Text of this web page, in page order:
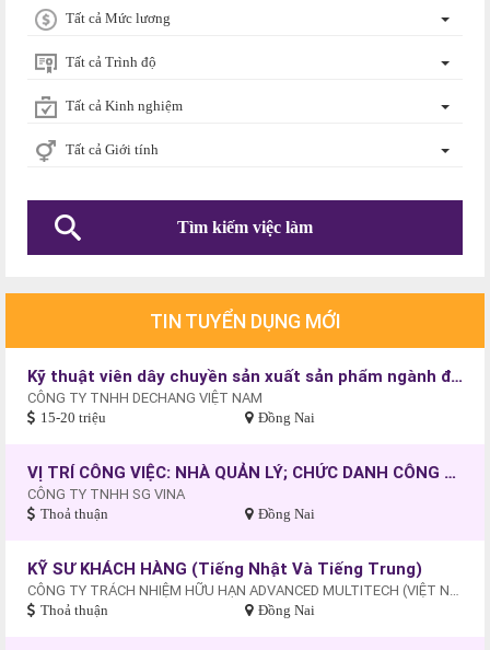
Tất cả Mức lương
Tất cả Trình độ
Tất cả Kinh nghiệm
Tất cả Giới tính
TIN TUYỂN DỤNG MỚI
Kỹ thuật viên dây chuyền sản xuất sản phẩm ngành điện
CÔNG TY TNHH DECHANG VIỆT NAM
15-20 triệu Đồng Nai
VỊ TRÍ CÔNG VIỆC: NHÀ QUẢN LÝ; CHỨC DANH CÔNG VIỆC: PHÓ GIÁM ĐỐC
CÔNG TY TNHH SG VINA
Thoả thuận Đồng Nai
KỸ SƯ KHÁCH HÀNG (Tiếng Nhật Và Tiếng Trung)
CÔNG TY TRÁCH NHIỆM HỮU HẠN ADVANCED MULTITECH (VIỆT NAM)
Thoả thuận Đồng Nai